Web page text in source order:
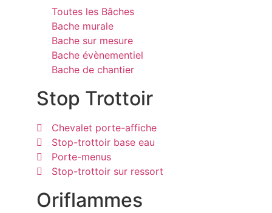
Toutes les Bâches
Bache murale
Bache sur mesure
Bache évènementiel
Bache de chantier
Stop Trottoir
Chevalet porte-affiche
Stop-trottoir base eau
Porte-menus
Stop-trottoir sur ressort
Oriflammes